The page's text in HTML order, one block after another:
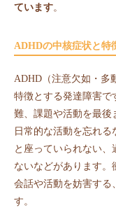
ています。
ADHDの中核症状と特
ADHD（注意欠如・多
特徴とする発達障害で
難、課題や活動を最後
日常的な活動を忘れ
と座っていられない
ないなどがあります
会話や活動を妨害する
す。